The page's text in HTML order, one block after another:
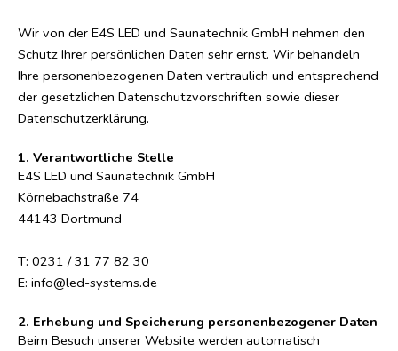
Wir von der E4S LED und Saunatechnik GmbH nehmen den
Schutz Ihrer persönlichen Daten sehr ernst. Wir behandeln
Ihre personenbezogenen Daten vertraulich und entsprechend
der gesetzlichen Datenschutzvorschriften sowie dieser
Datenschutzerklärung.
1. Verantwortliche Stelle
E4S LED und Saunatechnik GmbH
Körnebachstraße 74
44143 Dortmund
T: 0231 / 31 77 82 30
E: info@led-systems.de
2. Erhebung und Speicherung personenbezogener Daten
Beim Besuch unserer Website werden automatisch